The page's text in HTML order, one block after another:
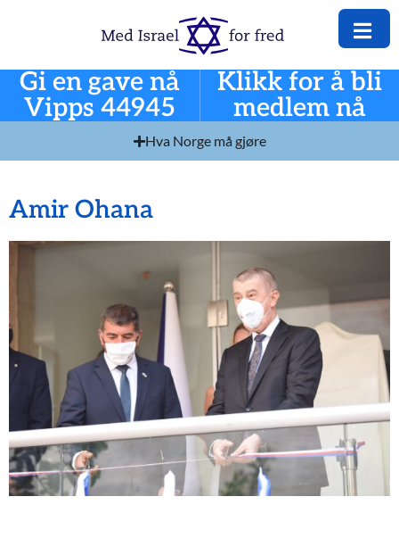
Gi en gave nå
Vipps 44945
Klikk for å bli
medlem nå
Hva Norge må gjøre
Amir Ohana